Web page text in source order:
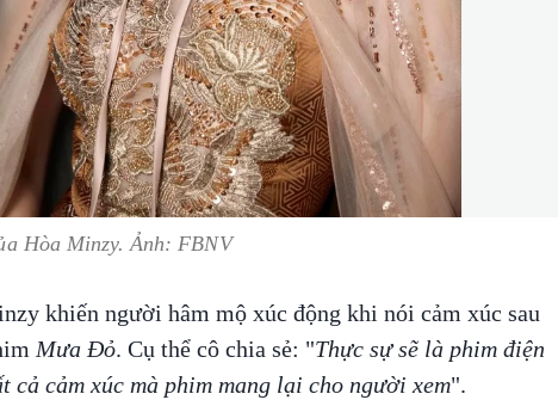
Hòa Minzy. Ảnh: FBNV
khiến người hâm mộ xúc động khi nói cảm xúc sau
Mưa Đỏ. Cụ thể cô chia sẻ: "Thực sự sẽ là phim điện
cả cảm xúc mà phim mang lại cho người xem".